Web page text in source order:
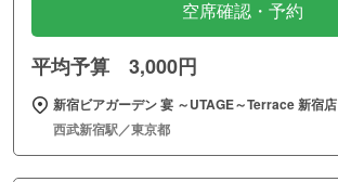
空席確認・予約
平均予算 3,000円
新宿ビアガーデン 宴 ～UTAGE～Terrace 新宿店
西武新宿駅／東京都